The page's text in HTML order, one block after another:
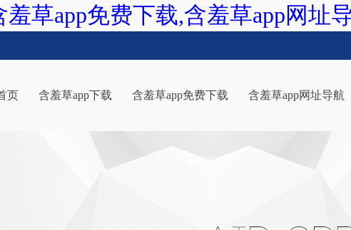
草app免费下载,含羞草app网址
页 含羞草app下载 含羞草app免费下载 含羞草app网址导航